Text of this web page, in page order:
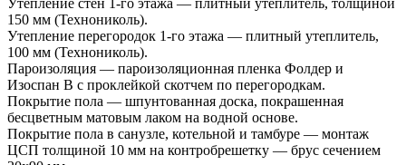
150 мм (Технониколь).
Утепление перегородок 1-го этажа — плитный утеплитель,
100 мм (Технониколь).
Пароизоляция — пароизоляционная пленка Фолдер и
Изоспан В с проклейкой скотчем по перегородкам.
Покрытие пола — шпунтованная доска, покрашенная
бесцветным матовым лаком на водной основе.
Покрытие пола в санузле, котельной и тамбуре — монтаж
ЦСП толщиной 10 мм на контробрешетку — брус сечением